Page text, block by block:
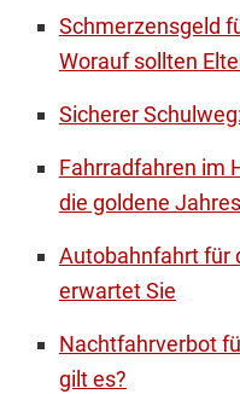
Schmerzensgeld
Worauf sollten
Sicherer
Fahrradfahren im
die goldene
Autobahnfahrt für
erwartet Sie
Nachtfahrverbot
gilt es?